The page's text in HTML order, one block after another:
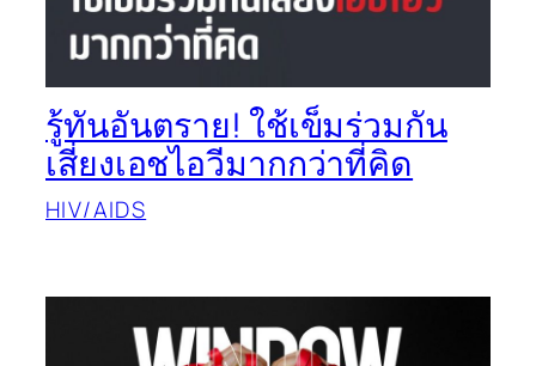
รู้ทันอันตราย! ใช้เข็มร่วมกัน
เสี่ยงเอชไอวีมากกว่าที่คิด
HIV/AIDS